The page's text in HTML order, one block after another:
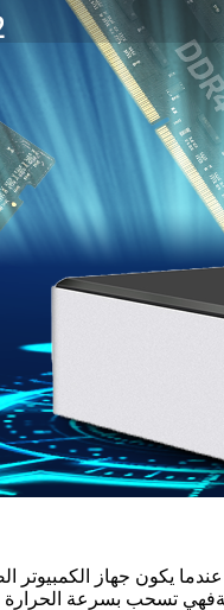
عندما يكون جهاز الكمبيوتر
تسحب بسرعة الحرارة